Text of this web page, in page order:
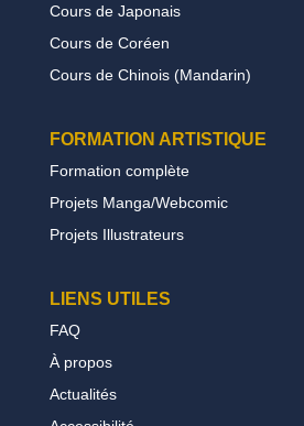
Cours de Japonais
Cours de Coréen
Cours de Chinois (Mandarin)
FORMATION ARTISTIQUE
Formation complète
Projets Manga/Webcomic
Projets Illustrateurs
LIENS UTILES
FAQ
À propos
Actualités